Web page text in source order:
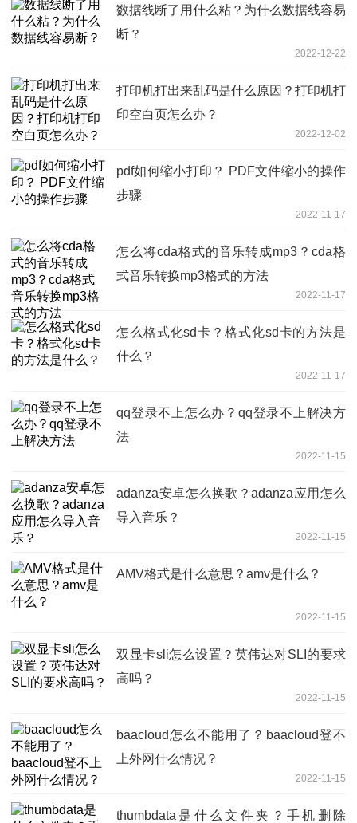
数据线断了用什么粘？为什么数据线容易
断？
2022-12-22
打印机打出来乱码是什么原因？打印机打
印空白页怎么办？
2022-12-02
pdf如何缩小打印？ PDF文件缩小的操作
步骤
2022-11-17
怎么将cda格式的音乐转成mp3？cda格
式音乐转换mp3格式的方法
2022-11-17
怎么格式化sd卡？格式化sd卡的方法是
什么？
2022-11-17
qq登录不上怎么办？qq登录不上解决方
法
2022-11-15
adanza安卓怎么换歌？adanza应用怎么
导入音乐？
2022-11-15
AMV格式是什么意思？amv是什么？
2022-11-15
双显卡sli怎么设置？英伟达对SLI的要求
高吗？
2022-11-15
baacloud怎么不能用了？baacloud登不
上外网什么情况？
2022-11-15
thumbdata是什么文件夹？手机删除